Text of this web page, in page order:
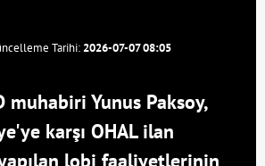
Tarihi:2026-07-07 08:05
muhabiri Yunus Paksoy,
karşı OHAL ilan
lobi faaliyetlerinin